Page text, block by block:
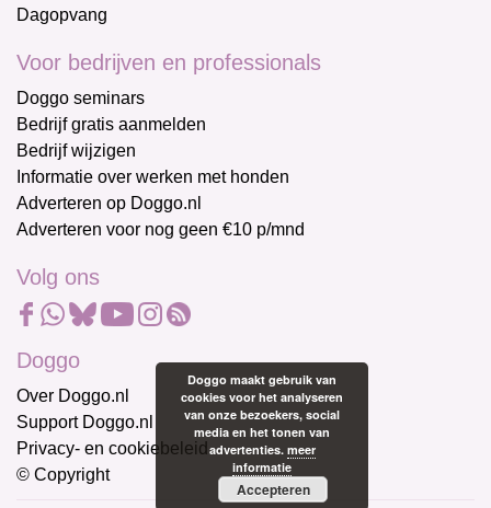
Dagopvang
Voor bedrijven en professionals
Doggo seminars
Bedrijf gratis aanmelden
Bedrijf wijzigen
Informatie over werken met honden
Adverteren op Doggo.nl
Adverteren voor nog geen €10 p/mnd
Volg ons
Doggo
Over Doggo.nl
Support Doggo.nl
Privacy- en cookiebeleid
© Copyright
Doggo maakt gebruik van
cookies voor het analyseren
van onze bezoekers, social
media en het tonen van
advertenties. meer
informatie
Accepteren